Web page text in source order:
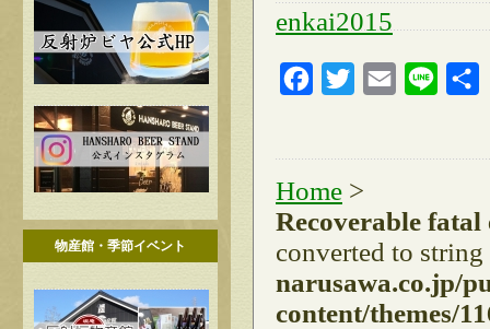
物産館・季節イベント
enkai2015
FacebookTwitter Email Line
Home >
Recoverable
converted to
narusawa.co.jp/
content/themes/